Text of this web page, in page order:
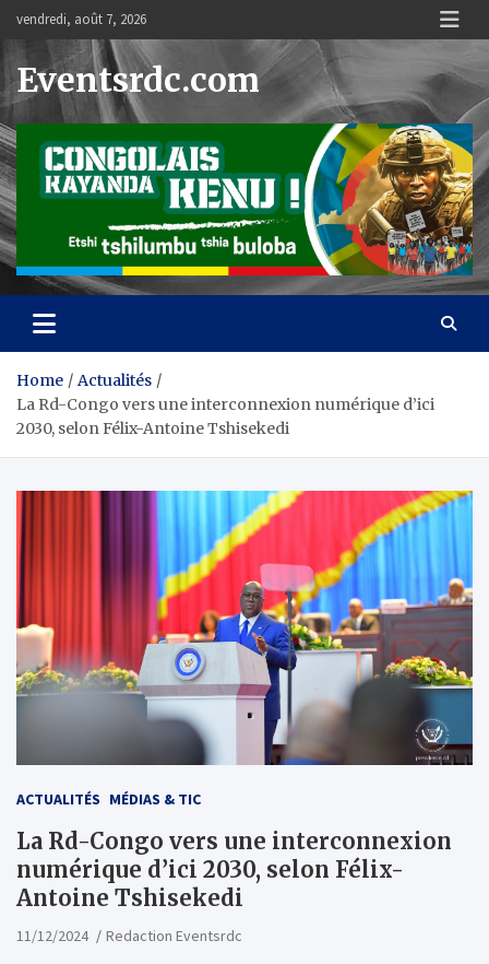
content
vendredi, août 7, 2026
Eventsrdc.com
Home
Actualités
La Rd-Congo vers une interconnexion numérique d’ici
2030, selon Félix-Antoine Tshisekedi
ACTUALITÉS MÉDIAS & TIC
La Rd-Congo vers une interconnexion
numérique d’ici 2030, selon Félix-
Antoine Tshisekedi
11/12/2024 Redaction Eventsrdc